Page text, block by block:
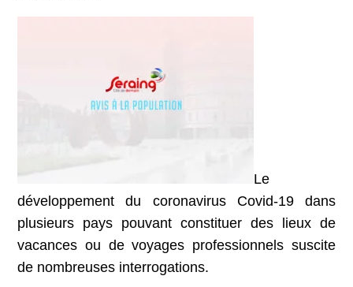
Le
développement du coronavirus Covid-19 dans
plusieurs pays pouvant constituer des lieux de
vacances ou de voyages professionnels suscite
de nombreuses interrogations.